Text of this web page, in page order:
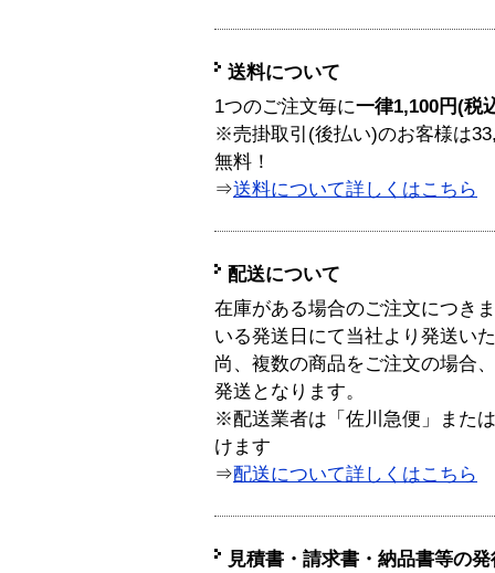
送料について
1つのご注文毎に一律1,100円(税
※売掛取引(後払い)のお客様は
無料！
⇒送料について詳しくはこちら
配送について
在庫がある場合のご注文につき
いる発送日にて当社より発送い
尚、複数の商品をご注文の場合
発送となります。
※配送業者は「佐川急便」また
けます
⇒配送について詳しくはこちら
見積書・請求書・納品書等の